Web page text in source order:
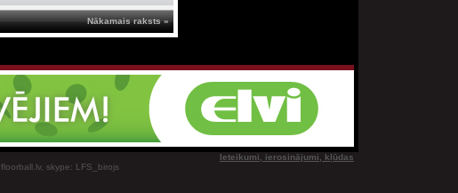
Nākamais raksts »
skype: LFS_birojs
Ieteikumi, ierosinājumi, kļūdas